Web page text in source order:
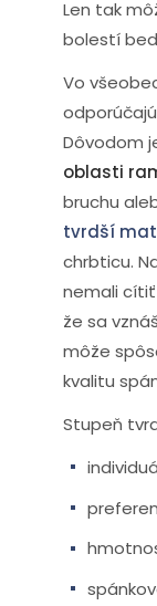
Len tak
bolestí
Vo
Dôvodom
oblasti
bruchu
tvrdší
chrbticu.
nemali
že sa
môže
kvalitu
Stupeň